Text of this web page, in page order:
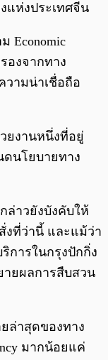
แห่งประเทศจีน
Economic
องจากทาง
วามน่าเชื่อถือ
ยงานหนึ่งที่อยู่
ดนโยบายทาง
กล่าวยังบังคับให้
งที่ว่านี้ และแม้ว่า
การในกรุงปักกิ่ง
ายผลการสืบสวน
ล่าสุดของทาง
มากน้อยแค่